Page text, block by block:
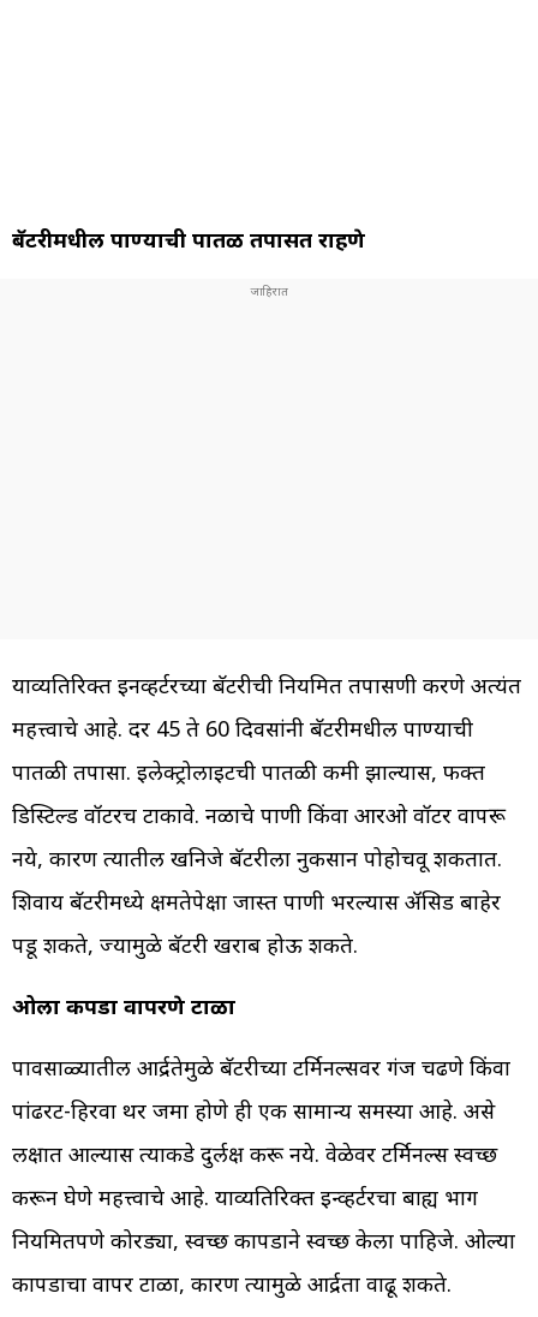
बॅटरीमधील पाण्याची पातळी तपासत राहणे
याव्यतिरिक्त इनव्हर्टरच्या बॅटरीची नियमित तपासणी करणे अत्यंत
महत्त्वाचे आहे. दर 45 ते 60 दिवसांनी बॅटरीमधील पाण्याची
पातळी तपासा. इलेक्ट्रोलाइटची पातळी कमी झाल्यास, फक्त
डिस्टिल्ड वॉटरच टाकावे. नळाचे पाणी किंवा आरओ वॉटर वापरू
नये, कारण त्यातील खनिजे बॅटरीला नुकसान पोहोचवू शकतात.
शिवाय बॅटरीमध्ये क्षमतेपेक्षा जास्त पाणी भरल्यास ॲसिड बाहेर
पडू शकते, ज्यामुळे बॅटरी खराब होऊ शकते.
ओला कपडा वापरणे टाळा
पावसाळ्यातील आर्द्रतेमुळे बॅटरीच्या टर्मिनल्सवर गंज चढणे किंवा
पांढरट-हिरवा थर जमा होणे ही एक सामान्य समस्या आहे. असे
लक्षात आल्यास त्याकडे दुर्लक्ष करू नये. वेळेवर टर्मिनल्स स्वच्छ
करून घेणे महत्त्वाचे आहे. याव्यतिरिक्त इन्व्हर्टरचा बाह्य भाग
नियमितपणे कोरड्या, स्वच्छ कापडाने स्वच्छ केला पाहिजे. ओल्या
कापडाचा वापर टाळा, कारण त्यामुळे आर्द्रता वाढू शकते.